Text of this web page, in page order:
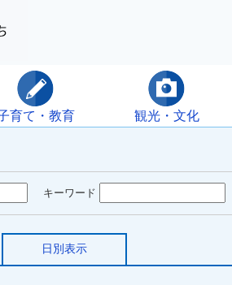
育て・教育 観光・文化
キーワード
日別表示